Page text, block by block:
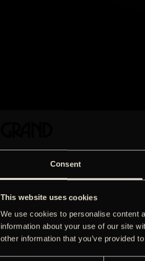
Consent
This website uses cookies
We use cookies to personalise content
information about your use of our site
other information that you’ve provided